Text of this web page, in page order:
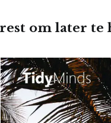
om later te